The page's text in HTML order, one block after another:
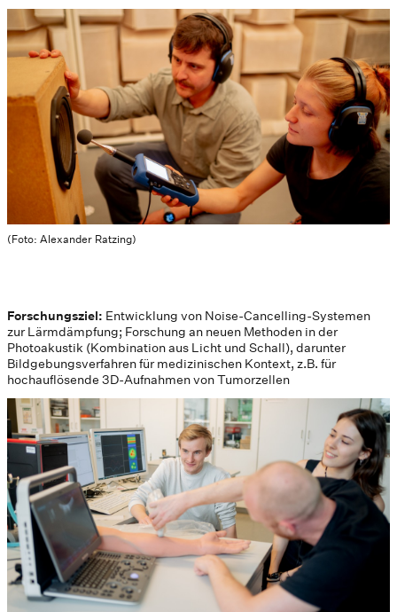
(Foto: Alexander Ratzing)
Forschungsziel: Entwicklung von Noise-Cancelling-Systemen
zur Lärmdämpfung; Forschung an neuen Methoden in der
Photoakustik (Kombination aus Licht und Schall), darunter
Bildgebungsverfahren für medizinischen Kontext, z.B. für
hochauflösende 3D-Aufnahmen von Tumorzellen